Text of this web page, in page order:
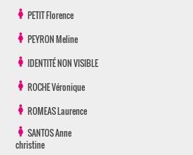
PETITFlorence
PEYRONMeline
IDENTITÉ NON VISIBLE
ROCHEVéronique
ROMEASLaurence
SANTOSAnne
christine